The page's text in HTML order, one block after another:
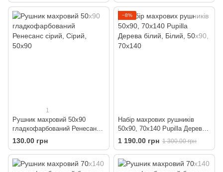
1
Рушник махровий 50х90
гладкофарбований Ренесанс
сірий
130.00 грн
−8%
Набір махрових рушників
50х90, 70х140 Pupilla Дерева
білий
1 190.00 грн 1 300.00 грн